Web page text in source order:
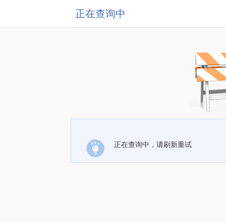
正在查询中
正在查询中，请刷新重试